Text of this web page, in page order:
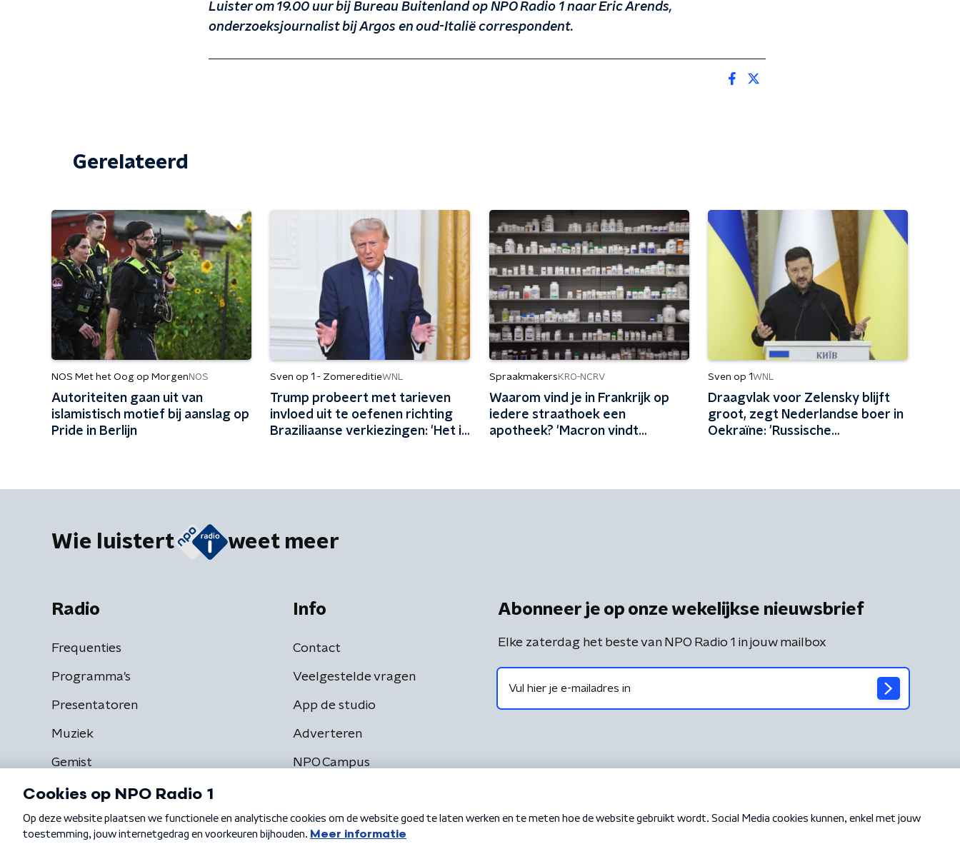
Luister om 19.00 uur bij Bureau Buitenland op NPO Radio 1 naar Eric Arends,
onderzoeksjournalist bij Argos en oud-Italië correspondent.
Gerelateerd
NOS Met het Oog op Morgen NOS
Autoriteiten gaan uit van
islamistisch motief bij aanslag op
Pride in Berlijn
Sven op 1 - ZomereditieWNL
Trump probeert met tarieven
invloed uit te oefenen richting
Braziliaanse verkiezingen: 'Het is
Spraakmakers KRO-NCRV
Waarom vind je in Frankrijk op
iedere straathoek een
apotheek? 'Macron vindt
Sven op 1WNL
Draagvlak voor Zelensky blijft
groot, zegt Nederlandse boer in
Oekraïne: 'Russische
Wie luistert weet meer
Radio
Frequenties
Programma's
Presentatoren
Muziek
Gemist
Info
Contact
Veelgestelde vragen
App de studio
Adverteren
NPO Campus
Abonneer je op onze wekelijkse nieuwsbrief
Elke zaterdag het beste van NPO Radio 1 in jouw mailbox
Algemene voorwaarden Privacybeleid